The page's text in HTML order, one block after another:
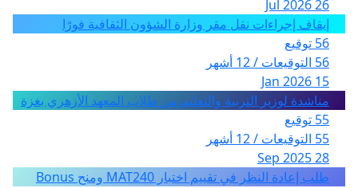
26 Jul 2026
إيقاف إجراءات نقل مقر وزارة الشؤون الثقافية فورًا
56 توقيع
56 التوقيعات / 12 أشهر
15 Jan 2026
مناشدة لوزير التربية والتعليم من طلاب المعهد الأزهري بغزة
55 توقيع
55 التوقيعات / 12 أشهر
28 Sep 2025
طلب إعادة النظر في تقييم اختبار MAT240 ومنح Bonus